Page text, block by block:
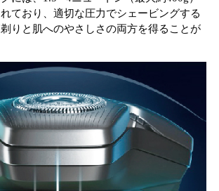
ており、適切な圧力でシェービングする
りと肌へのやさしさの両方を得ることが